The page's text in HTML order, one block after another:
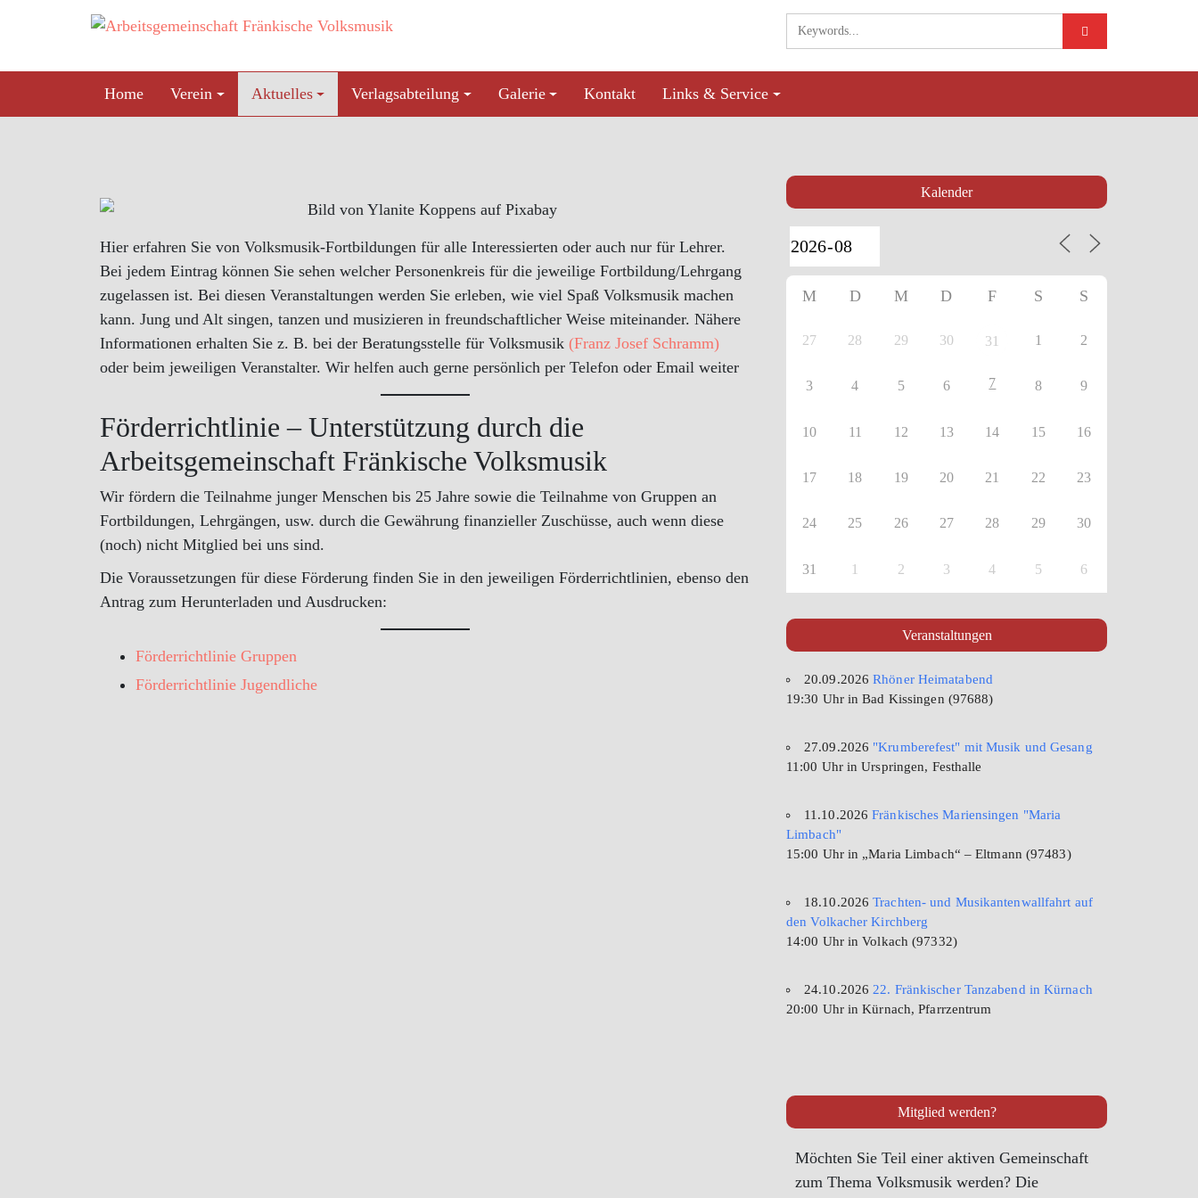
Home
Verein Aktuelles Verlagsabteilung Galerie Kontakt Links & Service
Hier erfahren Sie von Volksmusik-Fortbildungen für alle Interessierten oder auch nur für Lehrer.
Bei jedem Eintrag können Sie sehen welcher Personenkreis für die jeweilige Fortbildung/Lehrgang
zugelassen ist. Bei diesen Veranstaltungen werden Sie erleben, wie viel Spaß Volksmusik machen
kann. Jung und Alt singen, tanzen und musizieren in freundschaftlicher Weise miteinander. Nähere
Informationen erhalten Sie z. B. bei der Beratungsstelle für Volksmusik (Franz Josef Schramm)
oder beim jeweiligen Veranstalter. Wir helfen auch gerne persönlich per Telefon oder Email weiter
Förderrichtlinie – Unterstützung durch die
Arbeitsgemeinschaft Fränkische Volksmusik
Wir fördern die Teilnahme junger Menschen bis 25 Jahre sowie die Teilnahme von Gruppen an
Fortbildungen, Lehrgängen, usw. durch die Gewährung finanzieller Zuschüsse, auch wenn diese
(noch) nicht Mitglied bei uns sind.
Die Voraussetzungen für diese Förderung finden Sie in den jeweiligen Förderrichtlinien, ebenso den
Antrag zum Herunterladen und Ausdrucken:
Förderrichtlinie Gruppen
Förderrichtlinie Jugendliche
Kalender
M D M D F S S
27 28 29 30 31 1 2
3 4 5 6 7 8 9
10 11 12 13 14 15 16
17 18 19 20 21 22 23
24 25 26 27 28 29 30
31 1 2 3 4 5 6
Veranstaltungen
20.09.2026Rhöner Heimatabend
19:30 Uhr in Bad Kissingen (97688)
27.09.2026 "Krumberefest" mit Musik und Gesang
11:00 Uhr in Urspringen, Festhalle
11.10.2026Fränkisches Mariensingen "Maria
Limbach"
15:00 Uhr in „Maria Limbach“ – Eltmann (97483)
18.10.2026Trachten- und Musikantenwallfahrt auf
den Volkacher Kirchberg
14:00 Uhr in Volkach (97332)
24.10.2026 22. Fränkischer Tanzabend in Kürnach
20:00 Uhr in Kürnach, Pfarrzentrum
Mitglied werden?
Möchten Sie Teil einer aktiven Gemeinschaft
zum Thema Volksmusik werden? Die